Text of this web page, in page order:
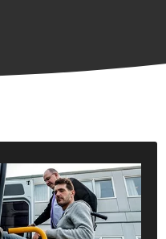
pour votre confort,
conventionnés vous
un trajet paisible et
encombre.